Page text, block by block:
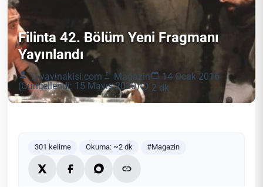
Filinta 42. Bölüm Yeni Fragmanı
Yayınlandı
Tvyayinakisi.com Magazin
14 Ocak 2016
(Güncellendi: 15 Mayıs 2020)
2 dk
301 kelime Okuma: ~2 dk #Magazin